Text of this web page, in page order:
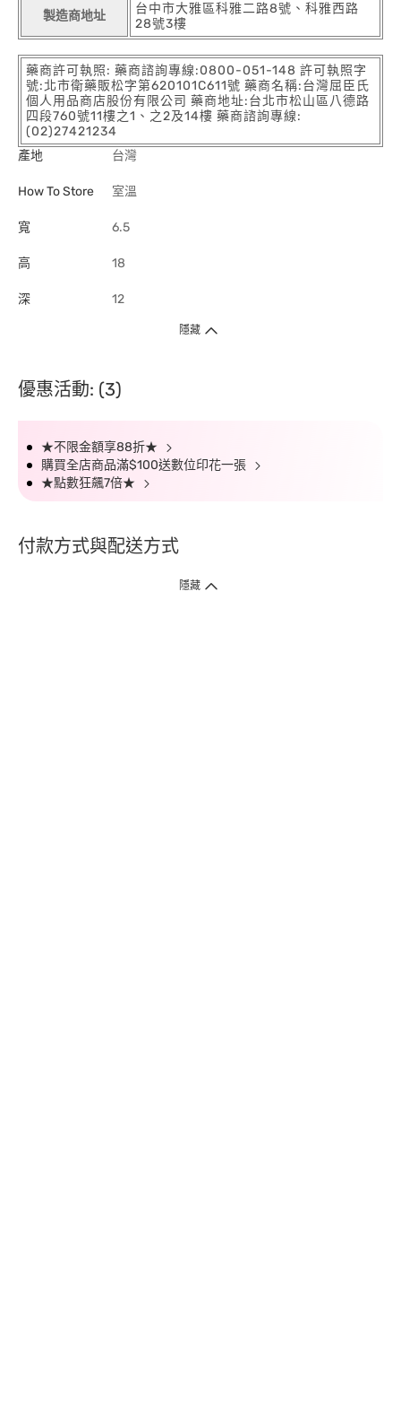
製造商地址
台中市大雅區科雅二路8號、科雅西路
28號3樓
藥商許可執照: 藥商諮詢專線:0800-051-148 許可執照字
號:北市衛藥販松字第620101C611號 藥商名稱:台灣屈臣氏
個人用品商店股份有限公司 藥商地址:台北市松山區八德路
四段760號11樓之1、之2及14樓 藥商諮詢專線:
(02)27421234
產地
台灣
How To Store 室溫
寬 6.5
高 18
深 12
隱藏
優惠活動: (3)
★不限金額享88折★
購買全店商品滿$100送數位印花一張
★點數狂飆7倍★
付款方式與配送方式
隱藏